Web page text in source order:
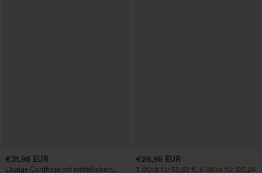
€31,95 EUR
Lässige Cordhose mit mittelhohem
€26,95 EUR
3 Stück für 52,62 €, 6 Stück für 105,24